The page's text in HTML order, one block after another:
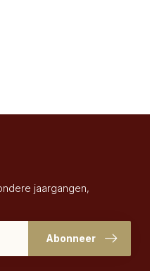
jaargangen,
Abonneer